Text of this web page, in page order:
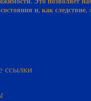
и, как
ссылки